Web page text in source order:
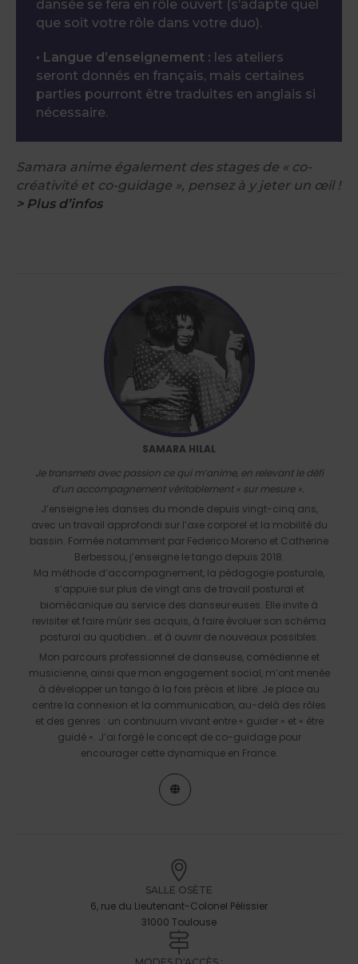
dansée se fera en rôle ouvert (s’adapte quel
que soit votre rôle dans votre duo).
• Langue d’enseignement : les ateliers
seront donnés en français, mais certaines
parties pourront être traduites en anglais si
nécessaire.
Samara anime également des stages de « co-
créativité et co-guidage », pensez à y jeter un œil !
> Plus d’infos
SAMARA HILAL
Je transmets avec passion ce qui m’anime, en relevant le défi
d’un accompagnement véritablement « sur mesure ».
J’enseigne les danses du monde depuis vingt-cinq ans,
avec un travail approfondi sur l’axe corporel et la mobilité du
bassin. Formée notamment par Federico Moreno et Catherine
Berbessou, j’enseigne le tango depuis 2018.
Ma méthode d’accompagnement, la pédagogie posturale,
s’appuie sur plus de vingt ans de travail postural et
biomécanique au service des danseur·euses. Elle invite à
revisiter et faire mûrir ses acquis, à faire évoluer son schéma
postural au quotidien… et à ouvrir de nouveaux possibles.
Mon parcours professionnel de danseuse, comédienne et
musicienne, ainsi que mon engagement social, m’ont menée
à développer un tango à la fois précis et libre. Je place au
centre la connexion et la communication, au-delà des rôles
et des genres : un continuum vivant entre « guider » et « être
guidé ». J’ai forgé le concept de co-guidage pour
encourager cette dynamique en France.
SALLE OSÈTE
6, rue du Lieutenant-Colonel Pélissier
31000 Toulouse